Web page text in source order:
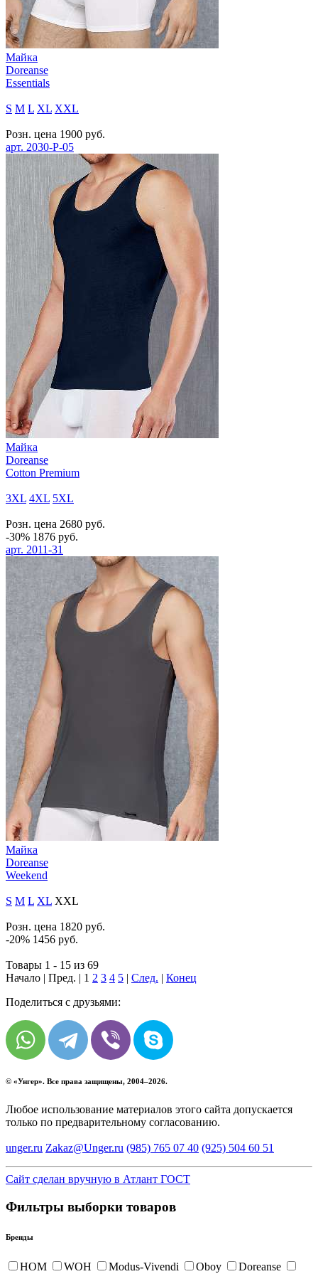
Майка
Doreanse
Essentials
S M L XL XXL
Розн. цена 1900 руб.
арт. 2030-P-05
Майка
Doreanse
Cotton Premium
3XL 4XL 5XL
Розн. цена 2680 руб.
-30% 1876 руб.
арт. 2011-31
Майка
Doreanse
Weekend
S M L XL XXL
Розн. цена 1820 руб.
-20% 1456 руб.
Товары 1 - 15 из 69
Начало | Пред. | 1 2 3 4 5 | След. | Конец
Поделиться с друзьями:
© «Унгер». Все права защищены, 2004–2026.
Любое использование материалов этого сайта допускается
только по предварительному согласованию.
unger.ru Zakaz@Unger.ru (985) 765 07 40 (925) 504 60 51
Сайт сделан вручную в Атлант ГОСТ
Фильтры выборки товаров
Бренды
HOM WOH Modus-Vivendi Oboy Doreanse